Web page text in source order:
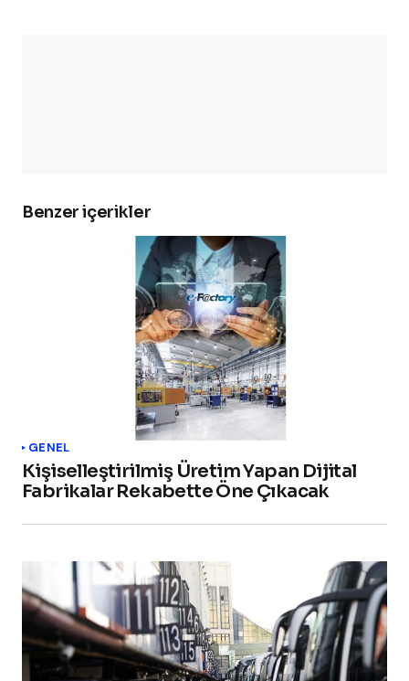
Benzer içerikler
GENEL
Kişiselleştirilmiş Üretim Yapan Dijital
Fabrikalar Rekabette Öne Çıkacak